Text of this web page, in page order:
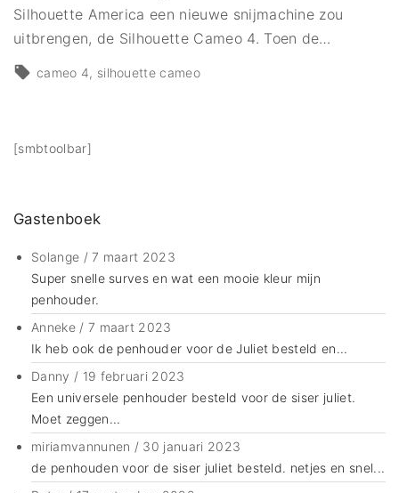
Silhouette America een nieuwe snijmachine zou
uitbrengen, de Silhouette Cameo 4. Toen de…
cameo 4 silhouette cameo
[smbtoolbar]
Gastenboek
Solange /7 maart 2023
Super snelle surves en wat een mooie kleur mijn
penhouder.
Anneke/ 7 maart 2023
Ik heb ook de penhouder voor de Juliet besteld en...
Danny / 19 februari 2023
Een universele penhouder besteld voor de siser juliet.
Moet zeggen...
miriamvannunen / 30 januari 2023
de penhouden voor de siser juliet besteld. netjes en snel...